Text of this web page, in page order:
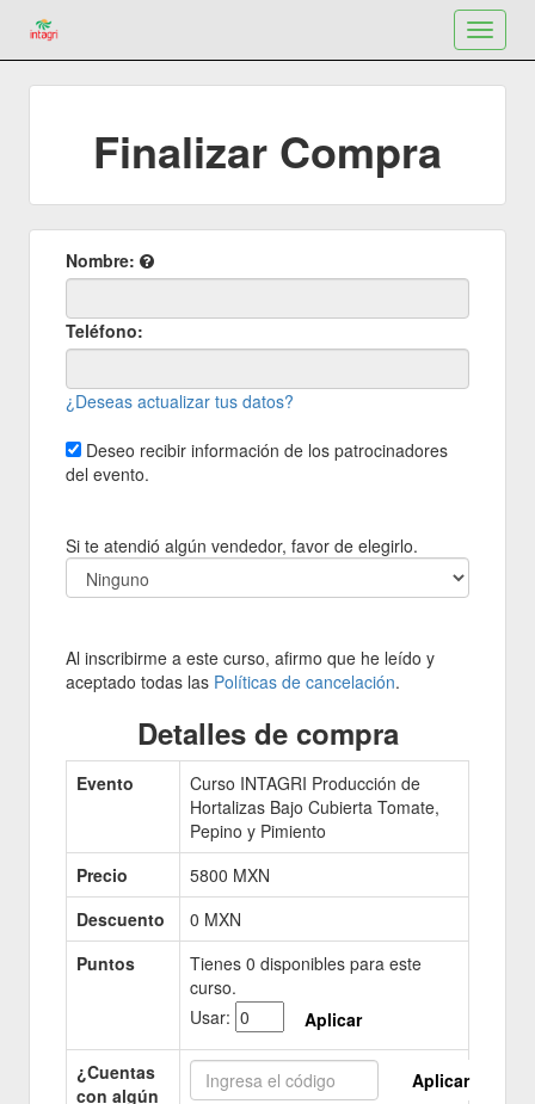
Toggle
Finalizar Compra
Nombre:
Teléfono:
¿Deseas actualizar tus datos?
Deseo recibir información de los patrocinadores
del evento.
Si te atendió algún vendedor, favor de elegirlo.
Al inscribirme a este curso, afirmo que he leído y
aceptado todas las Políticas de cancelación.
Detalles de compra
Evento
Curso INTAGRI Producción de
Hortalizas Bajo Cubierta Tomate,
Pepino y Pimiento
Precio
5800 MXN
Descuento
0 MXN
Puntos
Tienes 0 disponibles para este
curso.
Usar:
Aplicar
¿Cuentas
con algún
Aplicar